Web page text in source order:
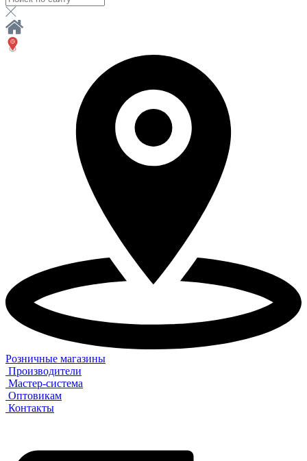
Розничные магазины
Производители
Мастер-система
Оптовикам
Контакты